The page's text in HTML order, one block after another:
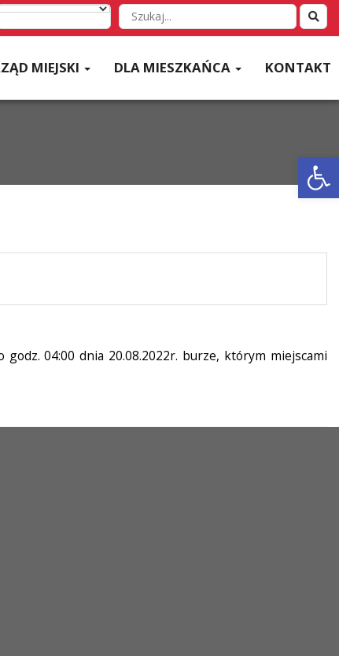
Wyszukaj
w
MIEJSKI DLA MIESZKAŃCA KONTAKT
04:00 dnia 20.08.2022r. burze, którym miejscami